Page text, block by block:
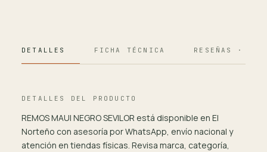
DETALLES FICHA TÉCNICA RESEÑAS · 124
DETALLES DEL PRODUCTO
REMOS MAUI NEGRO SEVILOR está disponible en El
Norteño con asesoría por WhatsApp, envío nacional y
atención en tiendas físicas. Revisa marca, categoría,